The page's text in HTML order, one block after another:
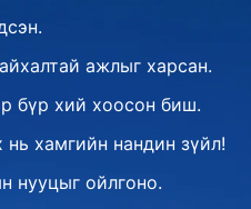
ажлыг харсан.
бүр хий хоосон биш.
хамгийн нандин зүйл!
нууцыг ойлгоно.